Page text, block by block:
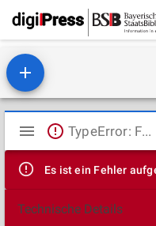
Mirador
Viewer
TypeError: Failed to fetch
Es ist ein Fehler
Technische Details